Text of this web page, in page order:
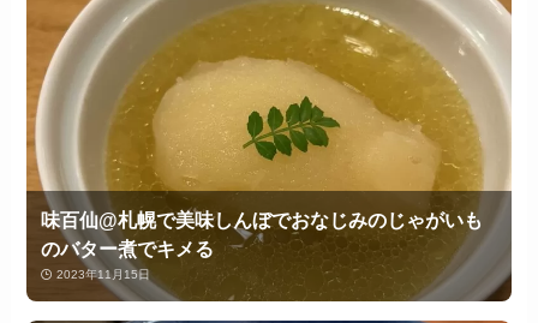
味百仙@札幌で美味しんぼでおなじみのじゃがいも
のバター煮でキメる
2023年11月15日